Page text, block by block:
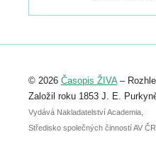
Registrovat se můžete do
abstraktu přihlášené
posteru je už 30. června.
© 2026 Časopis ŽIVA–
Založil roku 1853 J. E.
Vydává Nakladatelství Academia,
Středisko společných činností AV